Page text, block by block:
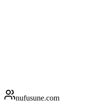
nufusune.com